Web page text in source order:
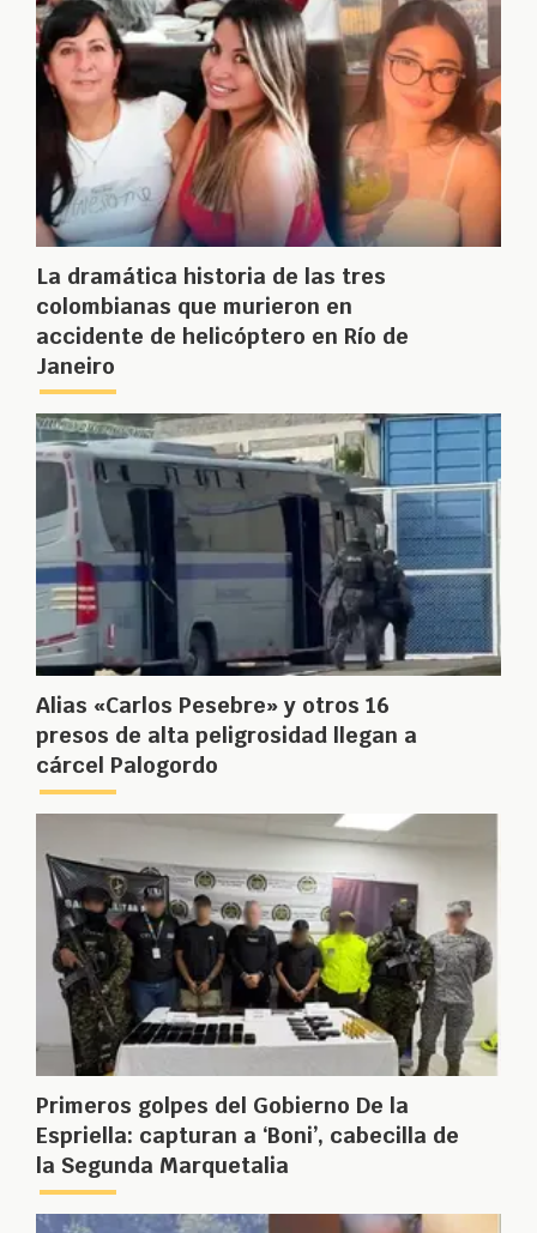
La dramática historia de las tres
colombianas que murieron en
accidente de helicóptero en Río de
Janeiro
Alias «Carlos Pesebre» y otros 16
presos de alta peligrosidad llegan a
cárcel Palogordo
Primeros golpes del Gobierno De la
Espriella: capturan a ‘Boni’, cabecilla de
la Segunda Marquetalia